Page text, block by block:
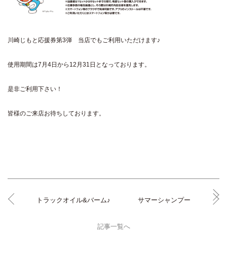
川崎じもと応援券第3弾 当店でもご利用いただけます♪
使用期間は7月4日から12月31日となっております。
是非ご利用下さい！
皆様のご来店お待ちしております。
トラックオイル&バーム♪ サマーシャンプー
記事一覧へ